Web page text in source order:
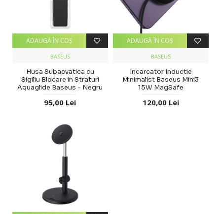
BASEUS
Husa Subacvatica cu
Sigiliu Blocare in Straturi
Aquaglide Baseus - Negru
95,00 Lei
ADAUGĂ ÎN COŞ
BASEUS
Incarcator Inductie
Minimalist Baseus Mini3
15W MagSafe
120,00 Lei
ADAUGĂ ÎN COŞ